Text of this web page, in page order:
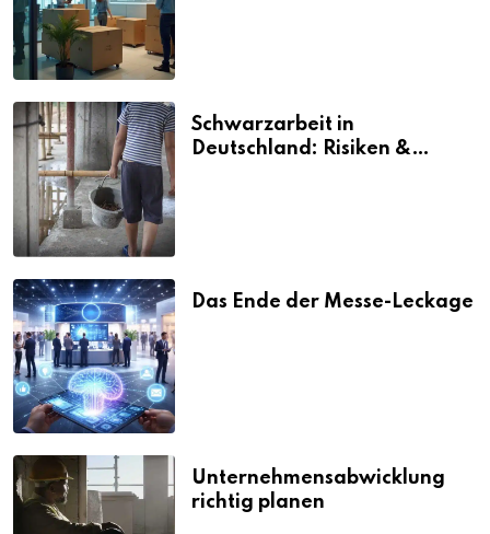
Schwarzarbeit in
Deutschland: Risiken &
Das Ende der Messe-Leckage
Unternehmensabwicklung
richtig planen